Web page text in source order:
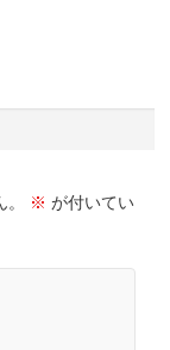
※ が付いてい